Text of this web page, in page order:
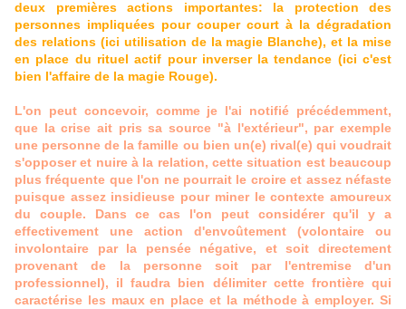
deux premières actions importantes: la protection des
personnes impliquées pour couper court à la dégradation
des relations (ici utilisation de la magie Blanche), et la mise
en place du rituel actif pour inverser la tendance (ici c'est
bien l'affaire de la magie Rouge).
L'on peut concevoir, comme je l'ai notifié précédemment,
que la crise ait pris sa source "à l'extérieur", par exemple
une personne de la famille ou bien un(e) rival(e) qui voudrait
s'opposer et nuire à la relation, cette situation est beaucoup
plus fréquente que l'on ne pourrait le croire et assez néfaste
puisque assez insidieuse pour miner le contexte amoureux
du couple. Dans ce cas l'on peut considérer qu'il y a
effectivement une action d'envoûtement (volontaire ou
involontaire par la pensée négative, et soit directement
provenant de la personne soit par l'entremise d'un
professionnel), il faudra bien délimiter cette frontière qui
caractérise les maux en place et la méthode à employer. Si